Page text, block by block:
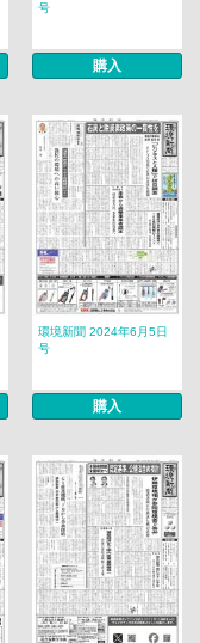
号
購入
環境新聞 2024年6月5日
号
購入